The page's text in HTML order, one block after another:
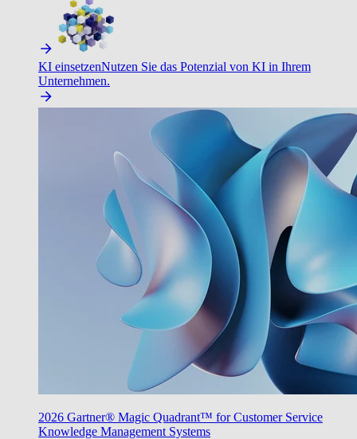
KI einsetzenNutzen Sie das Potenzial von KI in Ihrem
Unternehmen.
2026 Gartner® Magic Quadrant™ for Customer Service
Knowledge Management Systems